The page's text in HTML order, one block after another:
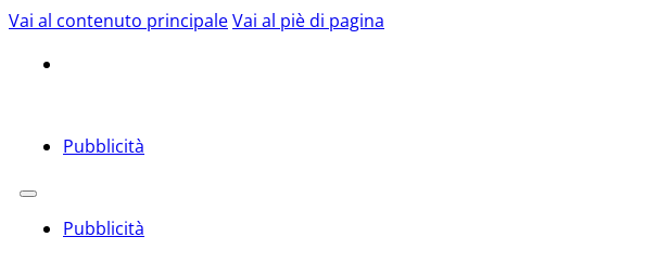
Vai al contenuto principaleVai al piè di pagina
Pubblicità
Pubblicità